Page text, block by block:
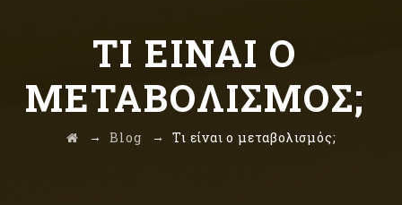
ΤΙ ΕΊΝΑΙ Ο
ΜΕΤΑΒΟΛΙΣΜΌΣ;
→ Blog → Τι είναι ο μεταβολισμός;